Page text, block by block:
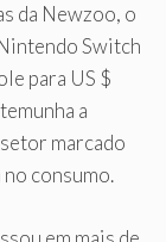
da Newzoo, o
Switch
para US $
a
marcado
consumo.